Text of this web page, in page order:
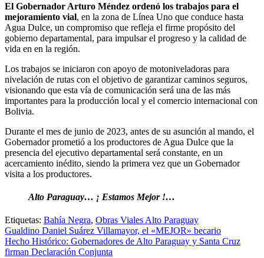
El Gobernador Arturo Méndez ordenó los trabajos para el
mejoramiento vial, en la zona de Línea Uno que conduce hasta
Agua Dulce, un compromiso que refleja el firme propósito del
gobierno departamental, para impulsar el progreso y la calidad de
vida en en la región.
Los trabajos se iniciaron con apoyo de motoniveladoras para
nivelación de rutas con el objetivo de garantizar caminos seguros,
visionando que esta vía de comunicación será una de las más
importantes para la producción local y el comercio internacional con
Bolivia.
Durante el mes de junio de 2023, antes de su asunción al mando, el
Gobernador prometió a los productores de Agua Dulce que la
presencia del ejecutivo departamental será constante, en un
acercamiento inédito, siendo la primera vez que un Gobernador
visita a los productores.
Alto Paraguay… ¡ Estamos Mejor !…
Etiquetas: Bahía Negra, Obras Viales Alto Paraguay
Navegación
de
Gualdino Daniel Suárez Villamayor, el «MEJOR» becario
Hecho Histórico: Gobernadores de Alto Paraguay y Santa Cruz
firman Declaración Conjunta